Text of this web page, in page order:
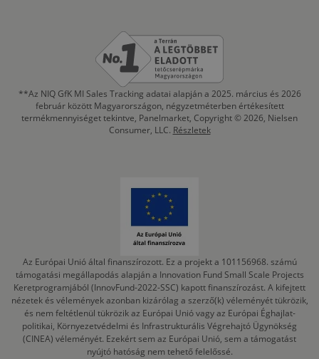
**Az NIQ GfK MI Sales Tracking adatai alapján a 2025. március és 2026
február között Magyarországon, négyzetméterben értékesített
termékmennyiséget tekintve, Panelmarket, Copyright © 2026, Nielsen
Consumer, LLC. Részletek
Az Európai Unió által finanszírozott. Ez a projekt a 101156968. számú
támogatási megállapodás alapján a Innovation Fund Small Scale Projects
Keretprogramjából (InnovFund-2022-SSC) kapott finanszírozást. A kifejtett
nézetek és vélemények azonban kizárólag a szerző(k) véleményét tükrözik,
és nem feltétlenül tükrözik az Európai Unió vagy az Európai Éghajlat-
politikai, Környezetvédelmi és Infrastrukturális Végrehajtó Ügynökség
(CINEA) véleményét. Ezekért sem az Európai Unió, sem a támogatást
nyújtó hatóság nem tehető felelőssé.